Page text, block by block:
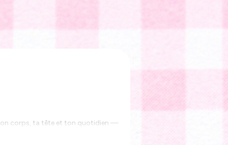
ton corps, ta tête et ton quotidien —